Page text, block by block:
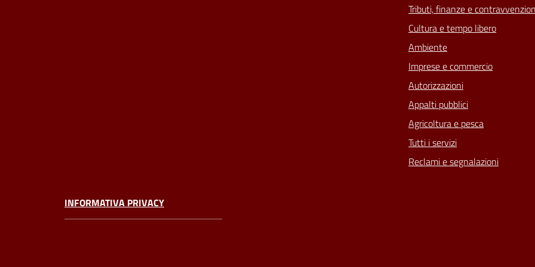
Tributi, finanze e
Cultura e tempo libero
Ambiente
Imprese e commercio
Autorizzazioni
Appalti pubblici
Agricoltura e pesca
Tutti i servizi
Reclami e segnalazioni
INFORMATIVA PRIVACY